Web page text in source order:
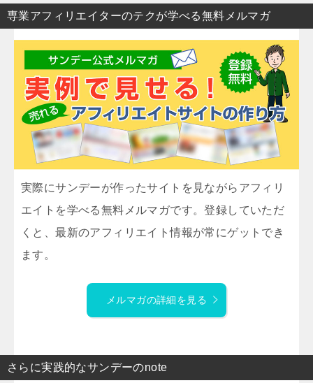
専業アフィリエイターのテクが学べる無料メルマガ
実際にサンデーが作ったサイトを見ながらアフィリ
エイトを学べる無料メルマガです。登録していただ
くと、最新のアフィリエイト情報が常にゲットでき
ます。
メルマガの詳細を見る
さらに実践的なサンデーのnote